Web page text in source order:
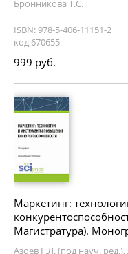
Бронникова Т.С.
ISBN: 978-5-406-11151-2
код 670655
999 руб.
Маркетинг:
Магистратура).
Азоев Г.Л. (под науч.